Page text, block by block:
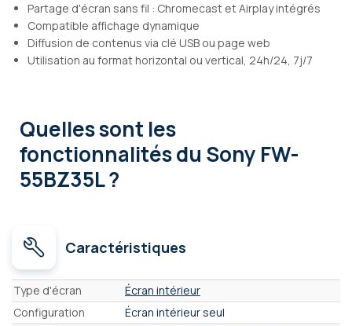
Partage d'écran sans fil : Chromecast et Airplay intégrés
Compatible affichage dynamique
Diffusion de contenus via clé USB ou page web
Utilisation au format horizontal ou vertical, 24h/24, 7j/7
Quelles sont les
fonctionnalitésdu Sony FW-
55BZ35L ?
Caractéristiques
Caractéristiques
Type d'écran
Écran intérieur
Configuration
Écran intérieur seul